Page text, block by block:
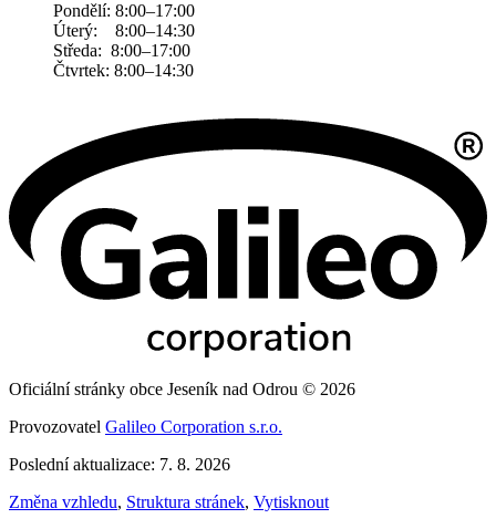
Pondělí: 8:00–17:00
Úterý: 8:00–14:30
Středa: 8:00–17:00
Čtvrtek: 8:00–14:30
Oficiální stránky obce Jeseník nad Odrou © 2026
Provozovatel Galileo Corporation s.r.o.
Poslední aktualizace: 7. 8. 2026
Změna vzhledu, Struktura stránek, Vytisknout